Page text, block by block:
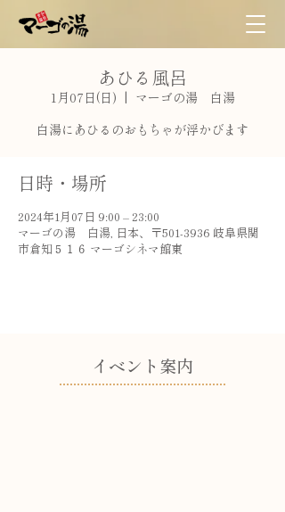
あひる風呂
1月07日(日)
  |
マーゴの湯 白湯
白湯にあひるのおもちゃが浮かびます
日時・場所
2024年1月07日 9:00 – 23:00
マーゴの湯 白湯, 日本、〒501-3936 岐阜県関
市倉知５１６ マーゴシネマ館東
​イベント案内